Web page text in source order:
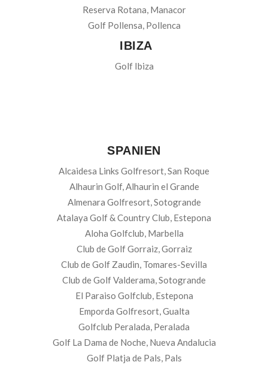
Reserva Rotana, Manacor
Golf Pollensa, Pollenca
IBIZA
Golf Ibiza
SPANIEN
Alcaidesa Links Golfresort, San Roque
Alhaurin Golf, Alhaurin el Grande
Almenara Golfresort, Sotogrande
Atalaya Golf & Country Club, Estepona
Aloha Golfclub, Marbella
Club de Golf Gorraiz, Gorraiz
Club de Golf Zaudin, Tomares-Sevilla
Club de Golf Valderama, Sotogrande
El Paraiso Golfclub, Estepona
Emporda Golfresort, Gualta
Golfclub Peralada, Peralada
Golf La Dama de Noche, Nueva Andalucia
Golf Platja de Pals, Pals